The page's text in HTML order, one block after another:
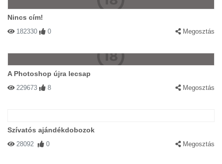
Nincs cím!
182330 0 Megosztás
A Photoshop újra lecsap
229673 8 Megosztás
Szívatós ajándékdobozok
28092 0 Megosztás